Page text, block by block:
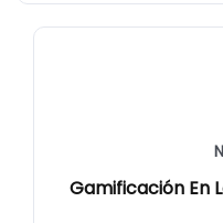
Gamificación En